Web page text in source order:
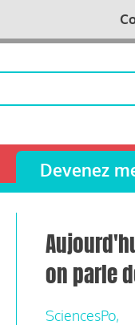
Devenez
on parle
SciencesPo,